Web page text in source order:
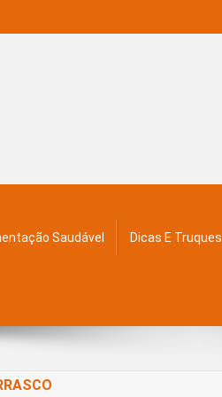
Saudável Dicas E Truques